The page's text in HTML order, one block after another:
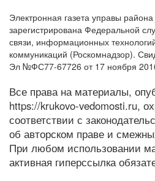
Электронная газета управы
зарегистрирована Федеральной
связи, информационных
коммуникаций (Роскомнадзор).
Эл №ФС77-67726 от 17 ноября
Все права на материалы,
https://krukovo-vedomosti.ru,
соответствии с
об авторском праве и
При любом использовании
активная гиперссылка